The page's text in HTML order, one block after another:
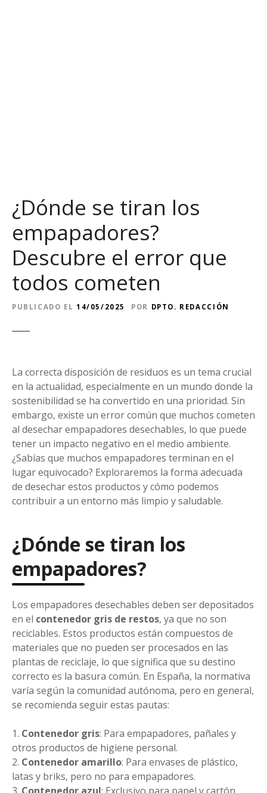
¿Dónde se tiran los
empapadores?
Descubre el error que
todos cometen
PUBLICADO EL 14/05/2025 POR DPTO. REDACCIÓN
La correcta disposición de residuos es un tema crucial
en la actualidad, especialmente en un mundo donde la
sostenibilidad se ha convertido en una prioridad. Sin
embargo, existe un error común que muchos cometen
al desechar empapadores desechables, lo que puede
tener un impacto negativo en el medio ambiente.
¿Sabías que muchos empapadores terminan en el
lugar equivocado? Exploraremos la forma adecuada
de desechar estos productos y cómo podemos
contribuir a un entorno más limpio y saludable.
¿Dónde se tiran los
empapadores?
Los empapadores desechables deben ser depositados
en el contenedor gris de restos, ya que no son
reciclables. Estos productos están compuestos de
materiales que no pueden ser procesados en las
plantas de reciclaje, lo que significa que su destino
correcto es la basura común. En España, la normativa
varía según la comunidad autónoma, pero en general,
se recomienda seguir estas pautas:
1. Contenedor gris: Para empapadores, pañales y
otros productos de higiene personal.
2. Contenedor amarillo: Para envases de plástico,
latas y briks, pero no para empapadores.